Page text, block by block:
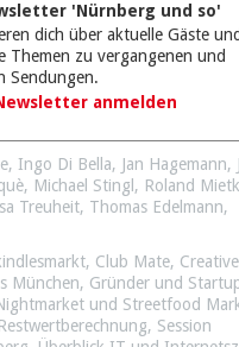
'Nürnberg und so'
dich über aktuelle Gäste und
Themen zu vergangenen und
Sendungen.
anmelden
, Ingo Di Bella, Jan Hagemann,
, Michael Stingl , Roland
Treuheit, Thomas Edelmann,
, Club Mate, Creative
München, Gründer und
und Streetfood
Restwertberechnung, Session